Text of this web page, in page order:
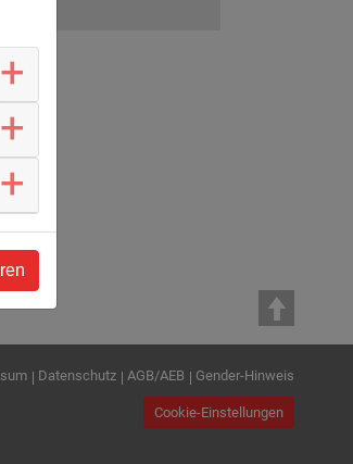
Datenschutz AGB/AEB Gender-Hinweis
Cookie-Einstellungen